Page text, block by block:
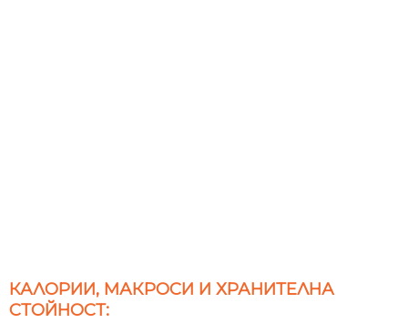
КАЛОРИИ, МАКРОСИ И ХРАНИТЕЛНА
СТОЙНОСТ: